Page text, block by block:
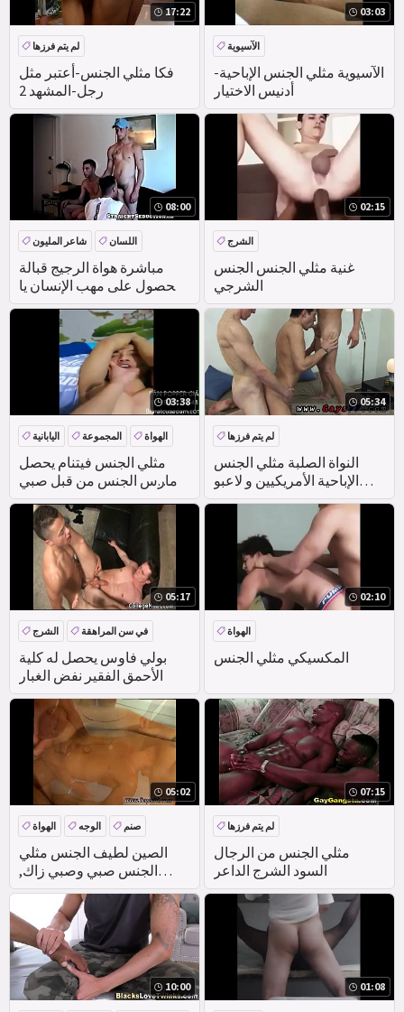
17:22
فكا مثلي الجنس-أعتبر مثل
رجل-المشهد 2
لم يتم فرزها
03:03
الآسيوية مثلي الجنس الإباحية-
أدنيس الاختيار
الآسيوية
08:00
مباشرة هواة الرجيج قبالة
الحصول على مهب الإنسان يا
صاح
شاعر المليون
اللسان
HANDJOB
الهواة
02:15
غنية مثلي الجنس الجنس
الشرجي
الشرج
03:38
مثلي الجنس فيتنام يحصل
مارس الجنس من قبل صبي
ياباني
اليابانية المجموعة الهواة
05:34
النواة الصلبة مثلي الجنس
الإباحية الأمريكيين و لاعبو
الاسطوانات كومينغ في فمي
لم يتم فرزها
05:17
بولي فاوس يحصل له كلية
الأحمق الفقير نفض الغبار
الشرج في سن المراهقة
02:10
المكسيكي مثلي الجنس
الهواة
05:02
الصين لطيف الجنس مثلي
الجنس صبي وصبي زاك,
كيسي, سيث!!!
الهواة الوجه
صنم
التبول
07:15
مثلي الجنس من الرجال
السود الشرج الداعر
لم يتم فرزها
10:00 01:08